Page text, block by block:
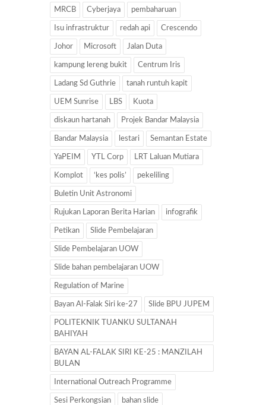
MRCB Cyberjaya pembaharuan
Isu infrastruktur redah api Crescendo
Johor Microsoft Jalan Duta
kampung lereng bukit Centrum Iris
Ladang Sd Guthrie tanah runtuh kapit
UEM Sunrise LBS Kuota
diskaun hartanah Projek Bandar Malaysia
Bandar Malaysia lestari Semantan Estate
YaPEIM YTL Corp LRT Laluan Mutiara
Komplot ‘kes polis’ pekeliling
Buletin Unit Astronomi
Rujukan Laporan Berita Harian infografik
Petikan Slide Pembelajaran
Slide Pembelajaran UOW
Slide bahan pembelajaran UOW
Regulation of Marine
Bayan Al-Falak Siri ke-27 Slide BPU JUPEM
POLITEKNIK TUANKU SULTANAH
BAHIYAH
BAYAN AL-FALAK SIRI KE-25 : MANZILAH
BULAN
International Outreach Programme
Sesi Perkongsian bahan slide